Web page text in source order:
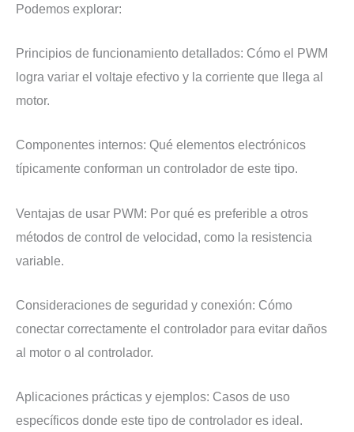
Podemos explorar:
Principios de funcionamiento detallados: Cómo el PWM
logra variar el voltaje efectivo y la corriente que llega al
motor.
Componentes internos: Qué elementos electrónicos
típicamente conforman un controlador de este tipo.
Ventajas de usar PWM: Por qué es preferible a otros
métodos de control de velocidad, como la resistencia
variable.
Consideraciones de seguridad y conexión: Cómo
conectar correctamente el controlador para evitar daños
al motor o al controlador.
Aplicaciones prácticas y ejemplos: Casos de uso
específicos donde este tipo de controlador es ideal.